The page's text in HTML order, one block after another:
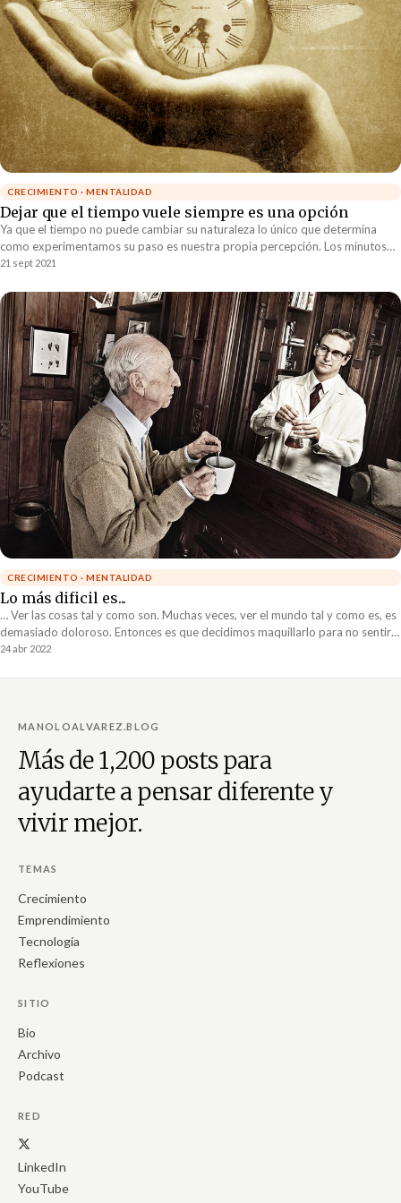
CRECIMIENTO · MENTALIDAD
Dejar que el tiempo vuele siempre es una opción
Ya que el tiempo no puede cambiar su naturaleza lo único que determina
como experimentamos su paso es nuestra propia percepción. Los minutos
en los que deseamos que el reloj se acelere son idénticos a aquellos en los
Nuestra experiencia únicamente depende de como escogemos utilizar el
tiempo que se nos ha regalado.
21 sept 2021
CRECIMIENTO · MENTALIDAD
Lo más dificil es...
… Ver las cosas tal y como son. Muchas veces, ver el mundo tal y como es, es
demasiado doloroso. Entonces es que decidimos maquillarlo para no sentir
dolor.
24 abr 2022
MANOLOALVAREZ.BLOG
Más de 1,200 posts para
ayudarte a pensar diferente y
vivir mejor.
TEMAS
Crecimiento
Emprendimiento
Tecnología
Reflexiones
SITIO
Bio
Archivo
Podcast
RED
LinkedIn
YouTube